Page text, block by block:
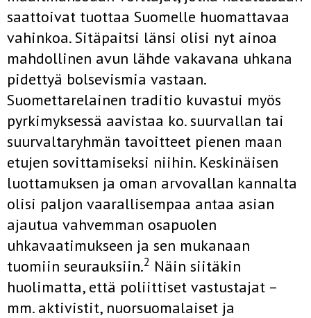
saattoivat tuottaa Suomelle huo­mattavaa
vahinkoa. Sitäpaitsi länsi olisi nyt ainoa
mahdollinen avun­ lähde vakavana uhkana
pidettyä bolsevismia vastaan.
Suomettarelainen traditio kuvastui myös
pyrkimyksessä aavistaa ko. suurvallan tai
suurval­taryhmän tavoitteet pienen maan
etujen sovittamiseksi niihin. Keskinäi­sen
luottamuksen ja oman arvovallan kannalta
olisi paljon vaarallisem­paa antaa asian
ajautua vahvemman osapuolen
uhkavaatimukseen ja sen mukanaan
tuomiin seurauksiin.2 Näin siitäkin
huolimatta, että po­liittiset vastustajat –
mm. aktivistit, nuorsuomalaiset ja